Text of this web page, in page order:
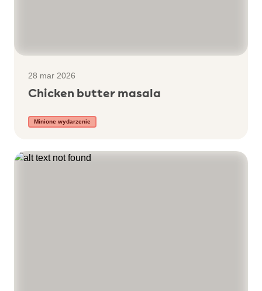
28 mar 2026
Chicken butter masala
Minione wydarzenie